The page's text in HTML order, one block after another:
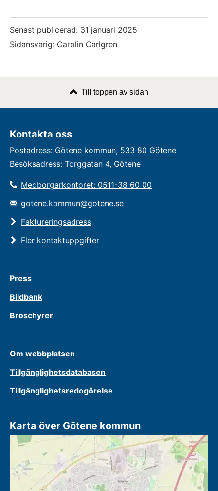
Senast publicerad: 31 januari 2025
Sidansvarig: Carolin Carlgren
Till toppen av sidan
Kontakta oss
Postadress: Götene kommun, 533 80 Götene
Besöksadress: Torggatan 4, Götene
Medborgarkontoret: 0511-38 60 00
gotene.kommun@gotene.se
Faktureringsadress
Fler kontaktuppgifter
Press
Bildbank
Broschyrer
Om webbplatsen
Tillgänglighetsdatabasen
Tillgänglighetsredogörelse
Karta över Götene kommun